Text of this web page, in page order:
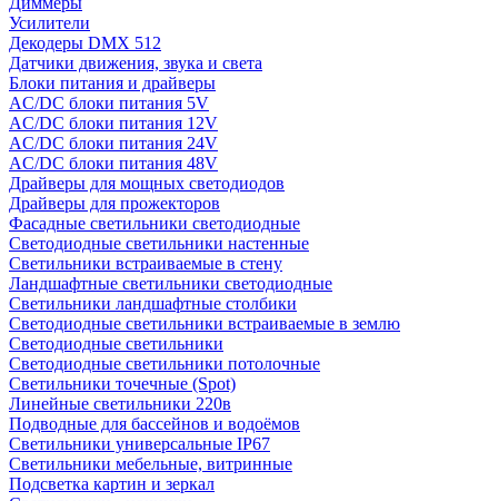
Усилители
Декодеры DMX 512
Датчики движения, звука и света
Блоки питания и драйверы
AC/DC блоки питания 5V
AC/DC блоки питания 12V
AC/DC блоки питания 24V
AC/DC блоки питания 48V
Драйверы для мощных светодиодов
Драйверы для прожекторов
Фасадные светильники светодиодные
Светодиодные светильники настенные
Светильники встраиваемые в стену
Ландшафтные светильники светодиодные
Светильники ландшафтные столбики
Светодиодные светильники встраиваемые в землю
Светодиодные светильники
Светодиодные светильники потолочные
Светильники точечные (Spot)
Линейные светильники 220в
Подводные для бассейнов и водоёмов
Светильники универсальные IP67
Светильники мебельные, витринные
Подсветка картин и зеркал